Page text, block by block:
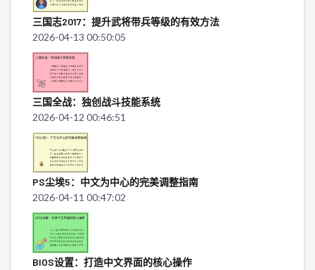
三国志2017：提升武将带兵等级的有效方法
2026-04-13 00:50:05
三国全战：独创战斗技能系统
2026-04-12 00:46:51
PS尘埃5：中文为中心的完美调整指南
2026-04-11 00:47:02
BIOS设置：打造中文界面的核心操作